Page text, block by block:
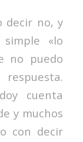
decir no, y
«lo
no puedo
cuenta
y muchos
con decir